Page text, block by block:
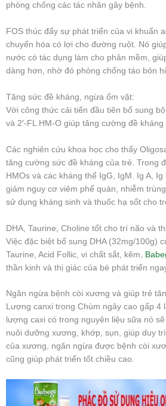
phòng chống các tác nhân gây bệnh.
FOS thúc đẩy sự phát triển của vi khuẩn
chuyển hóa có lợi cho đường ruột. Nó
nước có tác dụng làm cho phân mềm,
dàng hơn, nhờ đó phòng chống táo bón
Tăng sức đề kháng, ngừa ốm vặt:
Với công thức cải tiến đầu tiên bổ sung
và 2′-FL HM-O giúp tăng cường đề kháng
Các nghiên cứu khoa học cho thấy
tăng cường sức đề kháng của trẻ. Trong
HMOs và các kháng thể IgG, IgM. Ig A,
giảm nguy cơ viêm phế quản, nhiễm
sử dụng kháng sinh và thuốc hạ sốt cho
DHA, Taurine, Choline tốt cho trí não và
Việc đặc biệt bổ sung DHA (32mg/100g)
Taurine, Acid Follic, vi chất sắt, kẽm,
thần kinh và thị giác của bé phát triển
Ngăn ngừa bệnh còi xương và giúp trẻ
Lượng canxi trong Chùm ngây cao gấp 4
lượng caxi có trong nguyên liệu sữa nó
nuôi dưỡng xương, khớp, sụn, giúp duy
của xương, ngăn ngừa được bệnh còi
cũng giúp phát triển tốt chiều cao.